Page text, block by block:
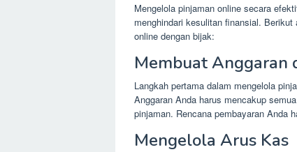
Mengelola pinjaman online secara
menghindari kesulitan finansial.
online dengan bijak:
Membuat Anggaran
Langkah pertama dalam mengelola
Anggaran Anda harus mencakup
pinjaman. Rencana pembayaran Anda
Mengelola Arus Kas